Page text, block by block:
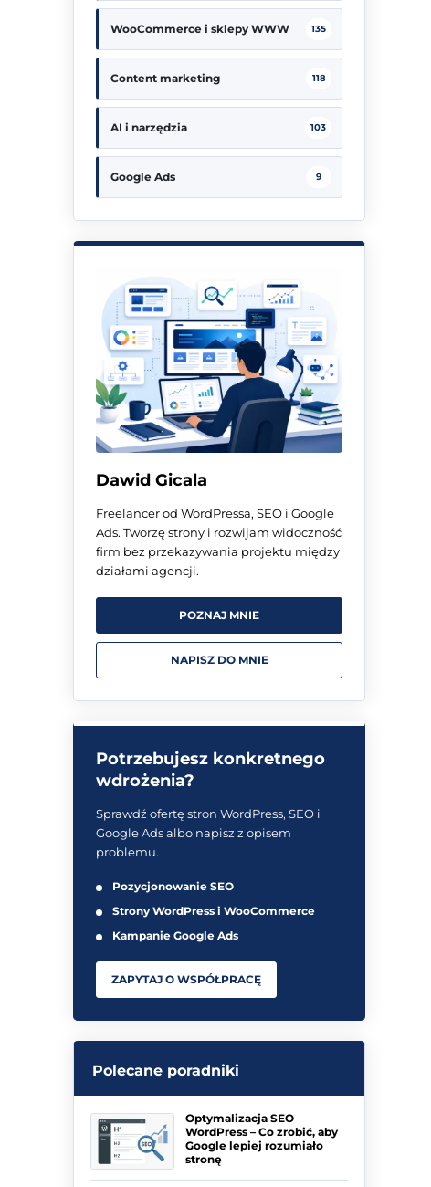
WooCommerce i sklepy WWW 135
Content marketing 118
AI i narzędzia 103
Google Ads 9
Dawid Gicala
Freelancer od WordPressa, SEO i Google
Ads. Tworzę strony i rozwijam widoczność
firm bez przekazywania projektu między
działami agencji.
POZNAJ MNIE
NAPISZ DO MNIE
Potrzebujesz konkretnego
wdrożenia?
Sprawdź ofertę stron WordPress, SEO i
Google Ads albo napisz z opisem
problemu.
Pozycjonowanie SEO
Strony WordPress i WooCommerce
Kampanie Google Ads
ZAPYTAJ O WSPÓŁPRACĘ
Polecane poradniki
Optymalizacja SEO
WordPress – Co zrobić, aby
Google lepiej rozumiało
stronę